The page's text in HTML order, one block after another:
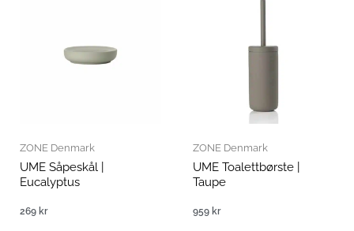
ZONE Denmark
UME Såpeskål |
Eucalyptus
269 kr
ZONE Denmark
UME Toalettbørste |
Taupe
959 kr